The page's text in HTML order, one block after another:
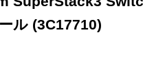
ル (3C17710)